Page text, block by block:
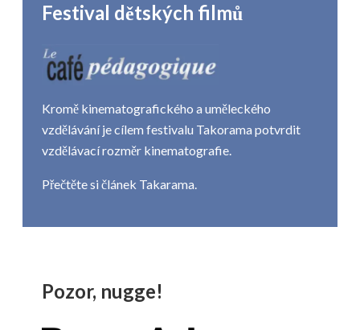
Festival dětských filmů
Kromě kinematografického a uměleckého
vzdělávání je cílem festivalu Takorama potvrdit
vzdělávací rozměr kinematografie.
Přečtěte si článek Takarama.
Pozor, nugge!